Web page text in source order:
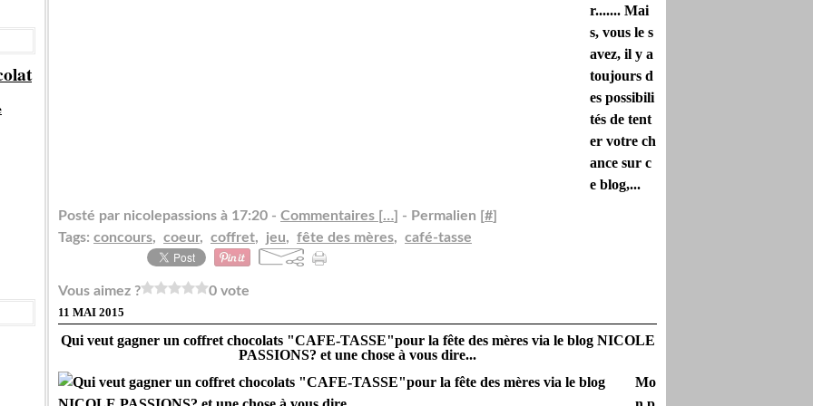
r....... Mai
s, vous le s
avez, il y a
toujours d
es possibili
tés de tent
er votre ch
ance sur c
e blog,...
Posté par nicolepassions à 17:20 - Commentaires […] - Permalien [#]
Tags: concours, coeur, coffret, jeu, fête des mères, café-tasse
Vous aimez ? 0 vote
11 MAI 2015
Qui veut gagner un coffret chocolats "CAFE-TASSE"pour la fête des mères via le blog NICOLE
PASSIONS? et une chose à vous dire...
Mo